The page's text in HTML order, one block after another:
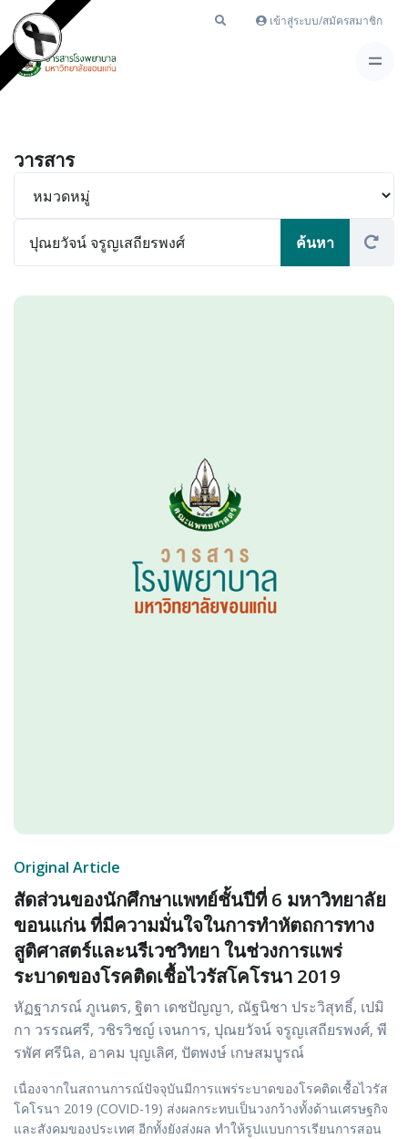
เข้าสู่ระบบ/สมัครสมาชิก
วารสาร
Original Article
สัดส่วนของนักศึกษาแพทย์ชั้นปีที่ 6 มหาวิทยาลัย
ขอนแก่น ที่มีความมั่นใจในการทำหัตถการทาง
สูติศาสตร์และนรีเวชวิทยา ในช่วงการแพร่
ระบาดของโรคติดเชื้อไวรัสโคโรนา 2019
หัฏฐาภรณ์ ภูเนตร, ฐิตา เดชปัญญา, ณัฐนิชา ประวิสุทธิ์, เปมิ
กา วรรณศรี, วชิรวิชญ์ เจนการ, ปุณยวัจน์ จรูญเสถียรพงศ์, พี
รพัศ ศรีนิล, อาคม บุญเลิศ, ปัตพงษ์ เกษสมบูรณ์
เนื่องจากในสถานการณ์ปัจจุบันมีการแพร่ระบาดของโรคติดเชื้อไวรัส
โคโรนา 2019 (COVID-19) ส่งผลกระทบเป็นวงกว้างทั้งด้านเศรษฐกิจ
และสังคมของประเทศ อีกทั้งยังส่งผล ทำให้รูปแบบการเรียนการสอน